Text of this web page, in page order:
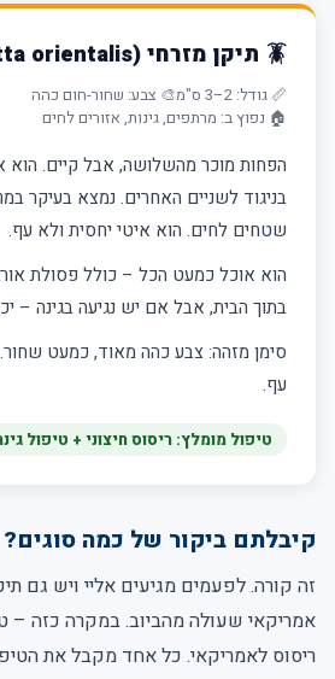
🪳 תיקן מזרחי (Blatta orientalis)
📏 גודל: 2–3 ס"מ
🎨 צבע: שחור-חום כהה
🏠 נפוץ ב: מרתפים, גינות, אזורים לחים
הפחות מוכר מהשלושה, אבל קיים. הוא
בניגוד לשניים האחרים. נמצא בעיקר
שטחים לחים. הוא איטי יחסית ולא עף.
הוא אוכל כמעט הכל – כולל פסולת
בתוך הבית, אבל אם יש נגיעה בגינה –
סימן מזהה: צבע כהה מאוד, כמעט שחור.
עף.
טיפול מומלץ: ריסוס חיצוני + טיפול
קיבלתם ביקור של כמה סוגים?
זה קורה. לפעמים מגיעים אליי ויש גם
אמריקאי שעולה מהביוב. במקרה כזה –
ריסוס לאמריקאי. כל אחד מקבל את